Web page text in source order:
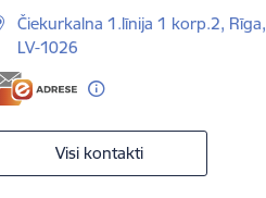
Čiekurkalna 1.līnija 1 korp.2, Rīga,
LV-1026
Visi kontakti